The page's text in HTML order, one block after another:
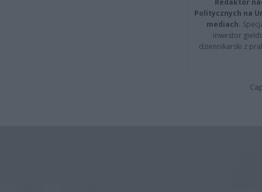
Politycznych na
mediach.
inwestor
dziennikarski z